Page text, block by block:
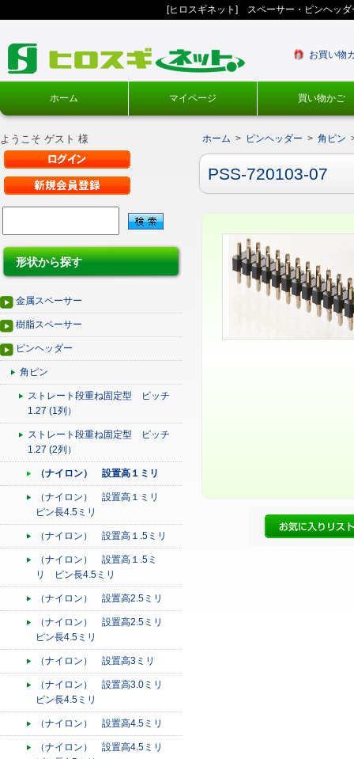
[ヒロスギネット] スペーサー・ピンヘッ
お買い物
ホーム マイページ 買い物かご
ようこそ ゲスト 様
形状から探す
金属スペーサー
樹脂スペーサー
ピンヘッダー
角ピン
ストレート段重ね固定型 ピッチ
1.27 (1列）
ストレート段重ね固定型 ピッチ
1.27 (2列）
（ナイロン） 設置高１ミリ
（ナイロン） 設置高１ミリ
ピン長4.5ミリ
（ナイロン） 設置高１.5ミリ
（ナイロン） 設置高１.5ミ
リ ピン長4.5ミリ
（ナイロン） 設置高2.5ミリ
（ナイロン） 設置高2.5ミリ
ピン長4.5ミリ
（ナイロン） 設置高3ミリ
（ナイロン） 設置高3.0ミリ
ピン長4.5ミリ
（ナイロン） 設置高4.5ミリ
（ナイロン） 設置高4.5ミリ
ホーム > ピンヘッダー > 角ピン
PSS-720103-07